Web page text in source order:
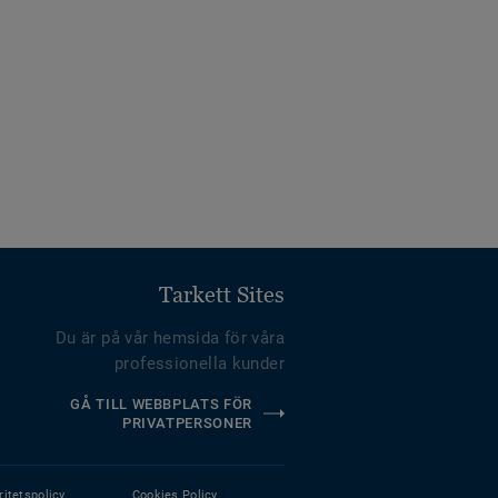
Tarkett Sites
Du är på vår hemsida för våra
professionella kunder
GÅ TILL WEBBPLATS FÖR
PRIVATPERSONER